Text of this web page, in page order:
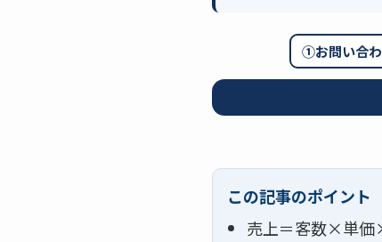
①お問い合
この記事のポイント
売上＝客数×単価